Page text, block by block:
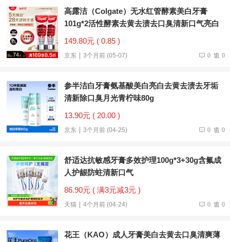
高露洁（Colgate）无水红管酵素美白牙膏
101g*2活性酵素去黄去渍去口臭清新口气亮白
149.80元 ( 0.85 )
京东 3个月前 (05-07) 0 0
参半洁白牙膏氨基酸美白亮白去黄去渍去牙垢
清新除口臭月光青柠味80g
13.90元 ( 20.00 )
京东 3个月前 (04-25) 0 0
舒适达抗敏感牙膏多效护理100g*3+30g含氟成
人护龈防蛀清新口气
86.90元 ( 满3元减3元 )
天猫 4个月前 (04-24) 0 0
花王（KAO）成人牙膏美白去黄去口臭清爽薄